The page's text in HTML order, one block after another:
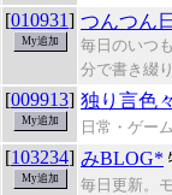
[010931] つんつん
毎日のいつ
分で書き綴
[009913] 独り言色
日常・ゲー
[103234] みBLOG*
毎日更新。